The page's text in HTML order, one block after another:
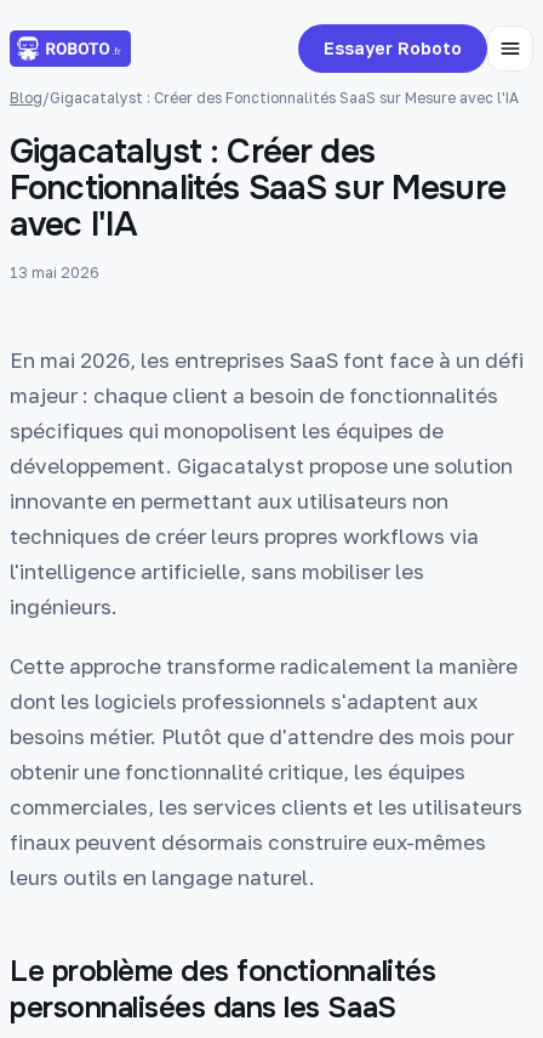
Essayer Roboto
Blog/Gigacatalyst : Créer des Fonctionnalités SaaS sur Mesure avec l'IA
Gigacatalyst : Créer des
Fonctionnalités SaaS sur Mesure
avec l'IA
13 mai 2026
En mai 2026, les entreprises SaaS font face à un défi
majeur : chaque client a besoin de fonctionnalités
spécifiques qui monopolisent les équipes de
développement. Gigacatalyst propose une solution
innovante en permettant aux utilisateurs non
techniques de créer leurs propres workflows via
l'intelligence artificielle, sans mobiliser les
ingénieurs.
Cette approche transforme radicalement la manière
dont les logiciels professionnels s'adaptent aux
besoins métier. Plutôt que d'attendre des mois pour
obtenir une fonctionnalité critique, les équipes
commerciales, les services clients et les utilisateurs
finaux peuvent désormais construire eux-mêmes
leurs outils en langage naturel.
Le problème des fonctionnalités
personnalisées dans les SaaS